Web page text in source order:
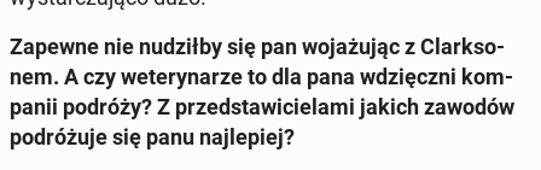
Zapewne nie nu­dził­by się pan wo­ja­żu­jąc z Clark­so­
nem. A czy we­te­ry­na­rze to dla pana wdzięcz­ni kom­
pa­nii podróży? Z przed­sta­wi­cie­la­mi jakich zawodów
po­dró­żu­je się panu naj­le­piej?